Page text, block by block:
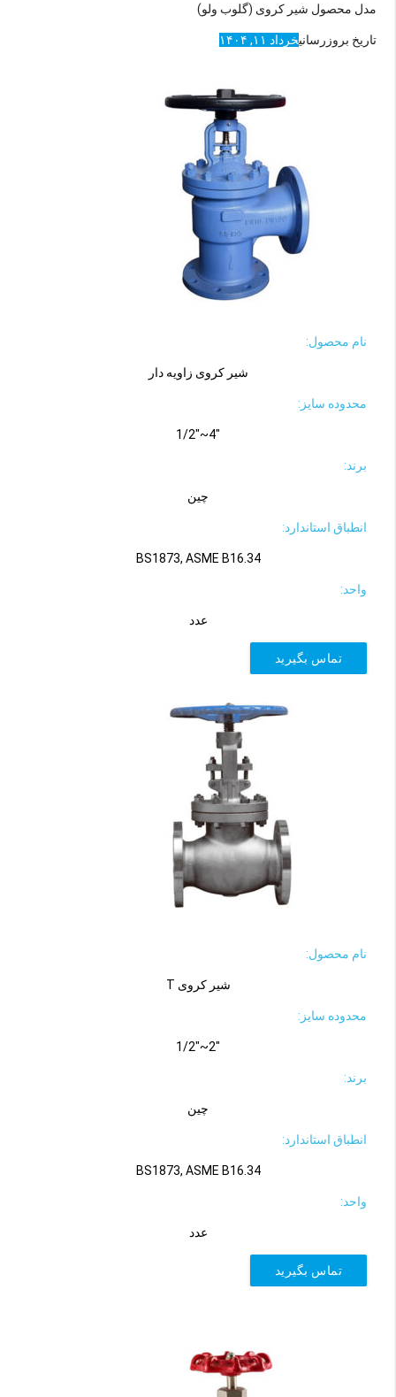
مدل محصول شیر کروی (گلوب ولو)
تاریخ بروزرسانیخرداد ۱۱, ۱۴۰۴
نام محصول:
شیر کروی زاویه دار
محدوده سایز:
"4~"1/2
برند:
چین
انطباق استاندارد:
BS1873, ASME B16.34
واحد:
عدد
تماس بگیرید
نام محصول:
شیر کروی T
محدوده سایز:
"2~"1/2
برند:
چین
انطباق استاندارد:
BS1873, ASME B16.34
واحد:
عدد
تماس بگیرید